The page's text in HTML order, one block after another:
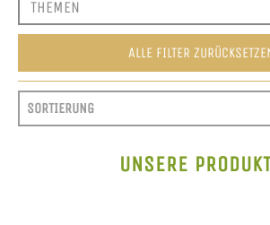
ALLE FILTER
SORTIEREN
SORT CONTENT
SORT CONTENT
UNSERE